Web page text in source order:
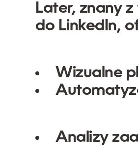
Later, znany
do LinkedIn,
Wizualne
Analizy